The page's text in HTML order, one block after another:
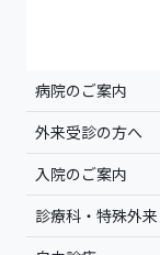
病院のご案内
外来受診の方へ
入院のご案内
診療科・特殊外来